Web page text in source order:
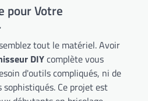
pour Votre
tout le matériel. Avoir
DIYcomplète vous
d'outils compliqués, ni de
Ce projet est